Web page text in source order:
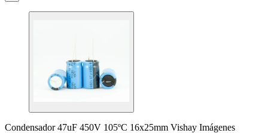
Condensador 47uF 450V 105ºC 16x25mm Vishay Imágenes